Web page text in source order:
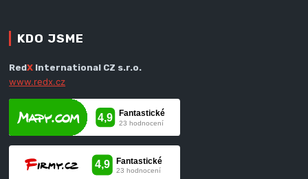
KDO JSME
RedX International CZ s.r.o.
www.redx.cz